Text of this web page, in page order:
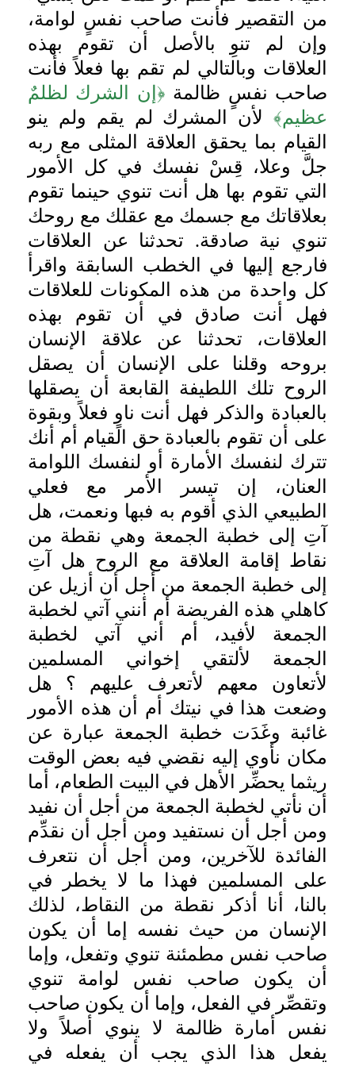
من التقصير فأنت صاحب نفسٍ لوامة،
وإن لم تنوِ بالأصل أن تقوم بهذه
العلاقات وبالتالي لم تقم بها فعلاً فأنت
صاحب نفسٍ ظالمة ﴿إن الشرك لظلمٌ
عظيم﴾ لأن المشرك لم يقم ولم ينو
القيام بما يحقق العلاقة المثلى مع ربه
جلَّ وعلا، قِسْ نفسك في كل الأمور
التي تقوم بها هل أنت تنوي حينما تقوم
بعلاقاتك مع جسمك مع عقلك مع روحك
تنوي نية صادقة. تحدثنا عن العلاقات
فارجع إليها في الخطب السابقة واقرأ
كل واحدة من هذه المكونات للعلاقات
فهل أنت صادق في أن تقوم بهذه
العلاقات، تحدثنا عن علاقة الإنسان
بروحه وقلنا على الإنسان أن يصقل
الروح تلك اللطيفة القابعة أن يصقلها
بالعبادة والذكر فهل أنت ناوٍ فعلاً وبقوة
على أن تقوم بالعبادة حق القيام أم أنك
تترك لنفسك الأمارة أو لنفسك اللوامة
العنان، إن تيسر الأمر مع فعلي
الطبيعي الذي أقوم به فبها ونعمت، هل
آتِ إلى خطبة الجمعة وهي نقطة من
نقاط إقامة العلاقة مع الروح هل آتِ
إلى خطبة الجمعة من أجل أن أزيل عن
كاهلي هذه الفريضة أم أنني آتي لخطبة
الجمعة لأفيد، أم أني آتي لخطبة
الجمعة لألتقي إخواني المسلمين
لأتعاون معهم لأتعرف عليهم ؟ هل
وضعت هذا في نيتك أم أن هذه الأمور
غائبة وغَدَت خطبة الجمعة عبارة عن
مكان نأوي إليه نقضي فيه بعض الوقت
ريثما يحضِّر الأهل في البيت الطعام، أما
أن نأتي لخطبة الجمعة من أجل أن نفيد
ومن أجل أن نستفيد ومن أجل أن نقدِّم
الفائدة للآخرين، ومن أجل أن نتعرف
على المسلمين فهذا ما لا يخطر في
بالنا، أنا أذكر نقطة من النقاط، لذلك
الإنسان من حيث نفسه إما أن يكون
صاحب نفس مطمئنة تنوي وتفعل، وإما
أن يكون صاحب نفس لوامة تنوي
وتقصِّر في الفعل، وإما أن يكون صاحب
نفس أمارة ظالمة لا ينوي أصلاً ولا
يفعل هذا الذي يجب أن يفعله في